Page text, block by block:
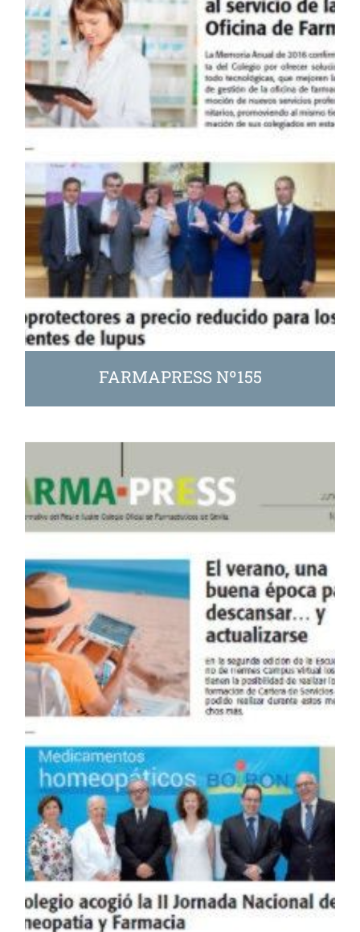
FARMAPRESS Nº155